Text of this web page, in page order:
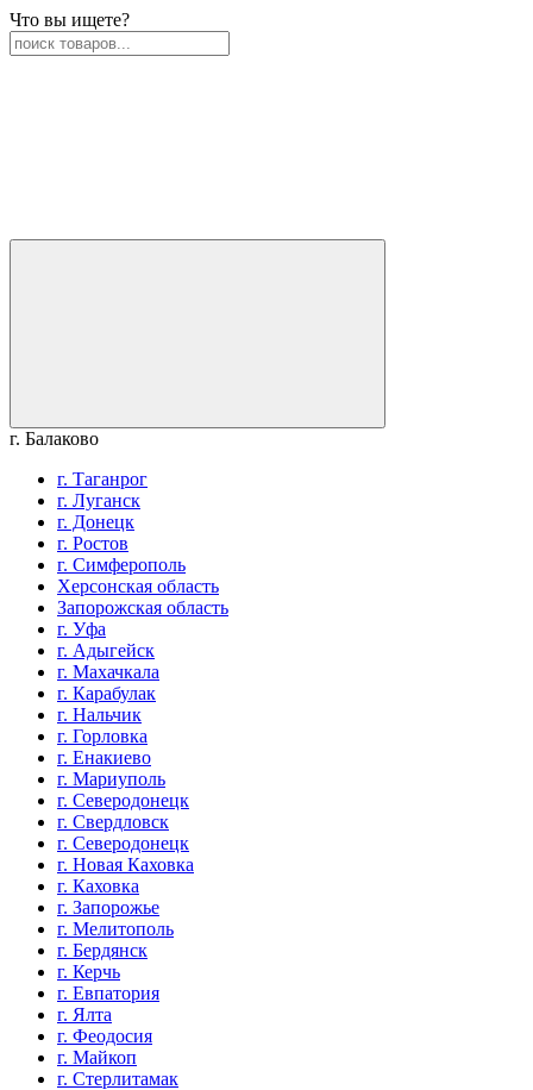
Что вы ищете?
г. Балаково
г. Таганрог
г. Луганск
г. Донецк
г. Ростов
г. Симферополь
Херсонская область
Запорожская область
г. Уфа
г. Адыгейск
г. Махачкала
г. Карабулак
г. Нальчик
г. Горловка
г. Енакиево
г. Мариуполь
г. Северодонецк
г. Свердловск
г. Северодонецк
г. Новая Каховка
г. Каховка
г. Запорожье
г. Мелитополь
г. Бердянск
г. Керчь
г. Евпатория
г. Ялта
г. Феодосия
г. Майкоп
г. Стерлитамак